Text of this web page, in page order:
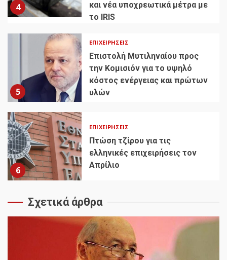
4
και νέα υποχρεωτικά μέτρα με
το IRIS
5
ΕΠΙΧΕΙΡΉΣΕΙΣ
Επιστολή Μυτιληναίου προς
την Κομισιόν για το υψηλό
κόστος ενέργειας και πρώτων
υλών
6
ΕΠΙΧΕΙΡΉΣΕΙΣ
Πτώση τζίρου για τις
ελληνικές επιχειρήσεις τον
Απρίλιο
Σχετικά άρθρα